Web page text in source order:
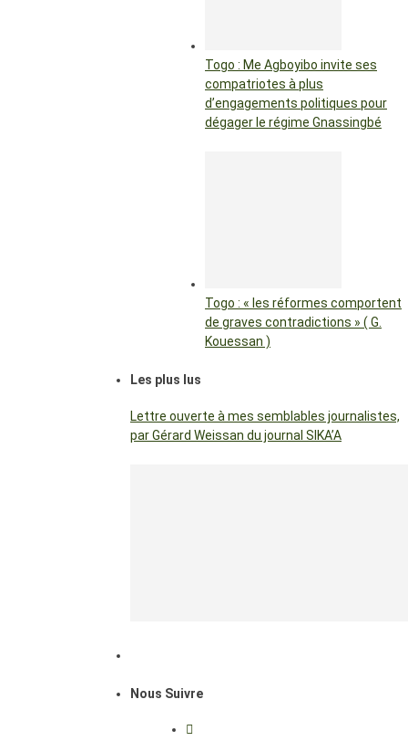
Togo : Me Agboyibo invite ses
compatriotes à plus
d’engagements politiques pour
dégager le régime Gnassingbé
Togo : « les réformes comportent
de graves contradictions » ( G.
Kouessan )
Les plus lus
Lettre ouverte à mes semblables journalistes,
par Gérard Weissan du journal SIKA’A
Nous Suivre